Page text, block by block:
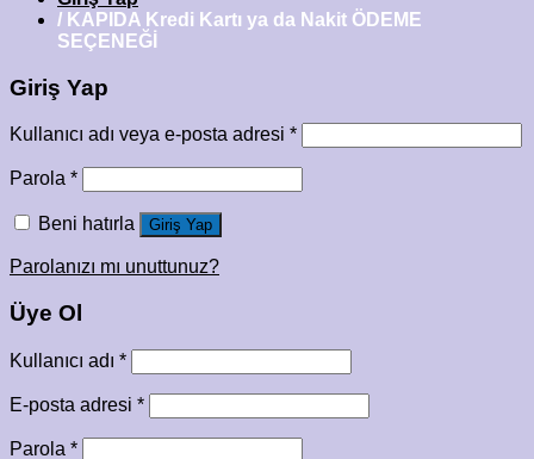
/ KAPIDA Kredi Kartı ya da Nakit ÖDEME
SEÇENEĞİ
Giriş Yap
Kullanıcı adı veya e-posta adresi *
Parola *
Beni hatırla Giriş Yap
Parolanızı mı unuttunuz?
Üye Ol
Kullanıcı adı *
E-posta adresi *
Parola *